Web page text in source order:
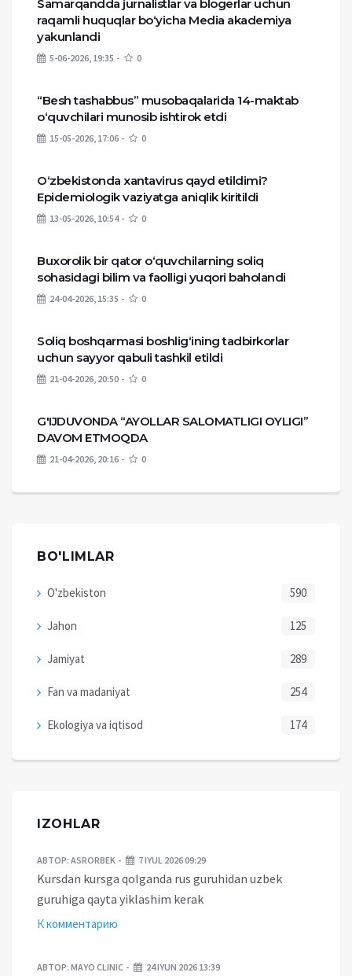
Samarqandda jurnalistlar va blogerlar uchun
raqamli huquqlar bo‘yicha Media akademiya
yakunlandi
5-06-2026, 19:35 0
“Besh tashabbus” musobaqalarida 14-maktab
o‘quvchilari munosib ishtirok etdi
15-05-2026, 17:06 0
O‘zbekistonda xantavirus qayd etildimi?
Epidemiologik vaziyatga aniqlik kiritildi
13-05-2026, 10:54 0
Buxorolik bir qator o‘quvchilarning soliq
sohasidagi bilim va faolligi yuqori baholandi
24-04-2026, 15:35 0
Soliq boshqarmasi boshlig‘ining tadbirkorlar
uchun sayyor qabuli tashkil etildi
21-04-2026, 20:50 0
G'IJDUVONDA “AYOLLAR SALOMATLIGI OYLIGI”
DAVOM ETMOQDA
21-04-2026, 20:16 0
BO'LIMLAR
O'zbekiston 590
Jahon 125
Jamiyat 289
Fan va madaniyat 254
Ekologiya va iqtisod 174
IZOHLAR
АВТОР: ASRORBEK 7 IYUL 2026 09:29
Kursdan kursga qolganda rus guruhidan uzbek
guruhiga qayta yiklashim kerak
К комментарию
АВТОР: MAYO CLINIC 24 IYUN 2026 13:39